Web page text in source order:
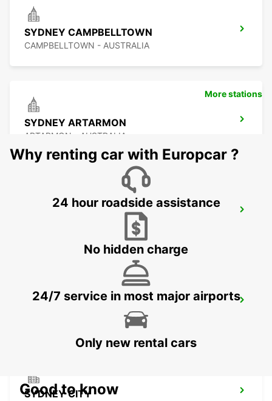
SYDNEY CAMPBELLTOWN
CAMPBELLTOWN - AUSTRALIA
SYDNEY ARTARMON
ARTARMON - AUSTRALIA
SYDNEY AIRPORT
SYDNEY CITY
More stations
Why renting car with Europcar ?
24 hour roadside assistance
No hidden charge
24/7 service in most major airports
Only new rental cars
Good to know